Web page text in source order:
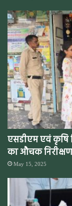
एसडीएम एवं कृषि
का औचक निरीक्षण
May 15, 2025